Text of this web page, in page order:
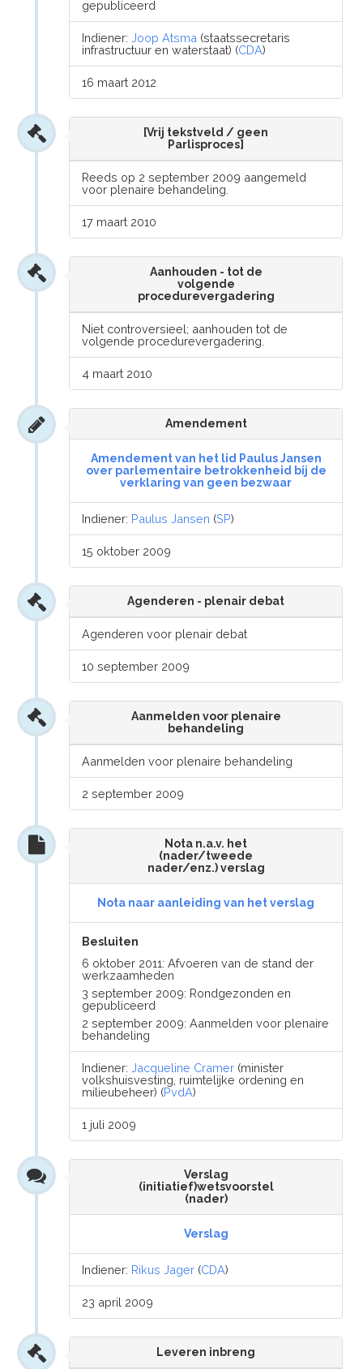
gepubliceerd
Indiener:Joop Atsma (staatssecretaris
infrastructuur en waterstaat) (CDA)
16 maart 2012
[Vrij tekstveld / geen
Parlisproces]
Reeds op 2 september 2009 aangemeld
voor plenaire behandeling.
17 maart 2010
Aanhouden - tot de
volgende
procedurevergadering
Niet controversieel; aanhouden tot de
volgende procedurevergadering.
4 maart 2010
Amendement
Amendement van het lid Paulus Jansen
over parlementaire betrokkenheid bij de
verklaring van geen bezwaar
Indiener: Paulus Jansen (SP)
15 oktober 2009
Agenderen - plenair debat
Agenderen voor plenair debat
10 september 2009
Aanmelden voor plenaire
behandeling
Aanmelden voor plenaire behandeling
2 september 2009
Nota n.a.v. het
(nader/tweede
nader/enz.) verslag
Nota naar aanleiding van het verslag
Besluiten
6 oktober 2011: Afvoeren van de stand der
werkzaamheden
3 september 2009: Rondgezonden en
gepubliceerd
2 september 2009: Aanmelden voor plenaire
behandeling
Indiener:Jacqueline Cramer (minister
volkshuisvesting, ruimtelijke ordening en
milieubeheer) (PvdA)
1 juli 2009
Verslag
(initiatief)wetsvoorstel
(nader)
Verslag
Indiener: Rikus Jager (CDA)
23 april 2009
Leveren inbreng